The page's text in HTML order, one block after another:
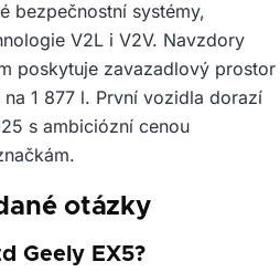
bezpečnostní systémy,
V2L i V2V. Navzdory
poskytuje zavazadlový prostor
1 877 l. První vozidla dorazí
s ambiciózní cenou
otázky
Geely EX5?